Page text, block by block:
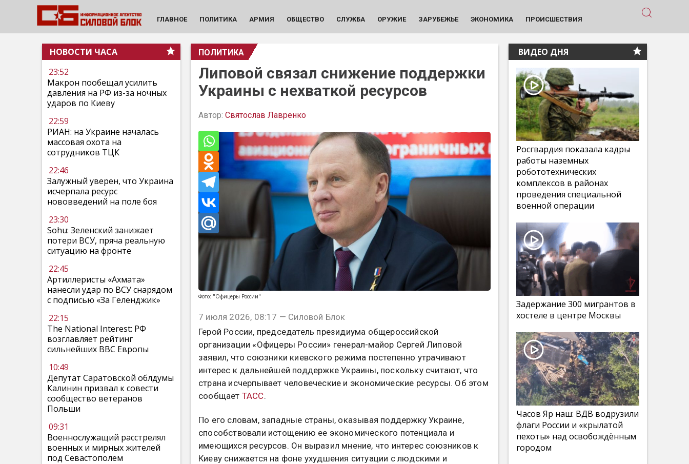
ГЛАВНОЕ ПОЛИТИКА АРМИЯ ОБЩЕСТВО СЛУЖБА ОРУЖИЕ ЗАРУБЕЖЬЕ ЭКОНОМИКА ПРОИСШЕСТВИЯ
НОВОСТИ ЧАСА
23:52
Макрон пообещал усилить
давления на РФ из-за ночных
ударов по Киеву
22:59
РИАН: на Украине началась
массовая охота на
сотрудников ТЦК
22:46
Залужный уверен, что Украина
исчерпала ресурс
нововведений на поле боя
23:30
Sohu: Зеленский занижает
потери ВСУ, пряча реальную
ситуацию на фронте
22:45
Артиллеристы «Ахмата»
нанесли удар по ВСУ снарядом
с подписью «За Геленджик»
22:15
The National Interest: РФ
возглавляет рейтинг
сильнейших ВВС Европы
10:49
Депутат Саратовской облдумы
Калинин призвал к совести
сообщество ветеранов
Польши
09:31
Военнослужащий расстрелял
военных и мирных жителей
под Севастополем
ПОЛИТИКА
Липовой связал снижение поддержки
Украины с нехваткой ресурсов
Автор: Святослав Лавренко
Фото: "Офицеры России"
7 июля 2026, 08:17 — Силовой Блок
Герой России, председатель президиума общероссийской
организации «Офицеры России» генерал-майор Сергей Липовой
заявил, что союзники киевского режима постепенно утрачивают
интерес к дальнейшей поддержке Украины, поскольку считают, что
страна исчерпывает человеческие и экономические ресурсы. Об этом
сообщает ТАСС.
По его словам, западные страны, оказывая поддержку Украине,
способствовали истощению ее экономического потенциала и
имеющихся ресурсов. Он выразил мнение, что интерес союзников к
Киеву снижается на фоне ухудшения ситуации с людскими и
ВИДЕО ДНЯ
Росгвардия показала кадры
работы наземных
робототехнических
комплексов в районах
проведения специальной
военной операции
Задержание 300 мигрантов в
хостеле в центре Москвы
Часов Яр наш: ВДВ водрузили
флаги России и «крылатой
пехоты» над освобождённым
городом